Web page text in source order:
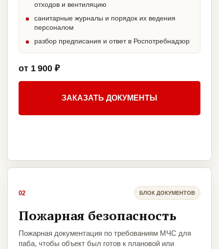
отходов и вентиляцию
санитарные журналы и порядок их ведения
персоналом
разбор предписания и ответ в Роспотребнадзор
от 1 900 ₽
ЗАКАЗАТЬ ДОКУМЕНТЫ
02 БЛОК ДОКУМЕНТОВ
Пожарная безопасность
Пожарная документация по требованиям МЧС для
паба, чтобы объект был готов к плановой или